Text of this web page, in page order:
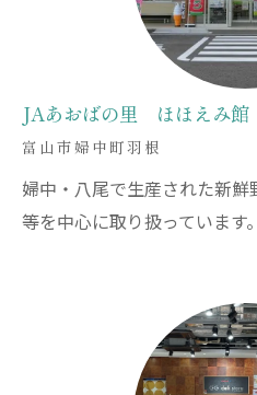
JAあおばの里 ほほえみ館
富山市婦中町羽根
婦中・八尾で生産された新
等を中心に取り扱っています。